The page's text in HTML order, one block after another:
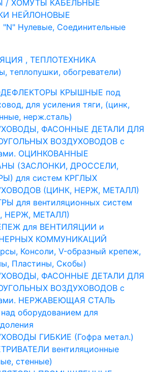
/ ХОМУТЫ КАБЕЛЬНЫЕ
НЕЙЛОНОВЫЕ
Нулевые, Соединительные
, ТЕПЛОТЕХНИКА
теплопушки, обогреватели)
КРЫШНЫЕ под
для усиления тяги, (цинк,
нерж.сталь)
ФАСОННЫЕ ДЕТАЛИ ДЛЯ
ВОЗДУХОВОДОВ с
ОЦИНКОВАННЫЕ
(ЗАСЛОНКИ, ДРОССЕЛИ,
для систем КРГЛЫХ
(ЦИНК, НЕРЖ, МЕТАЛЛ)
для вентиляционных систем
НЕРЖ, МЕТАЛЛ)
для ВЕНТИЛЯЦИИ и
КОММУНИКАЦИЙ
Консоли, V-образный крепеж,
Пластины, Скобы)
ФАСОННЫЕ ДЕТАЛИ ДЛЯ
ВОЗДУХОВОДОВ с
НЕРЖАВЕЮЩАЯ СТАЛЬ
оборудованием для
ГИБКИЕ (Гофра метал.)
вентиляционные
стенные)